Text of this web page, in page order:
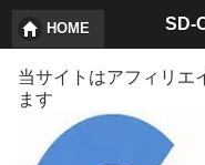
SD-
HOME
当サイトはアフィリエ
ます